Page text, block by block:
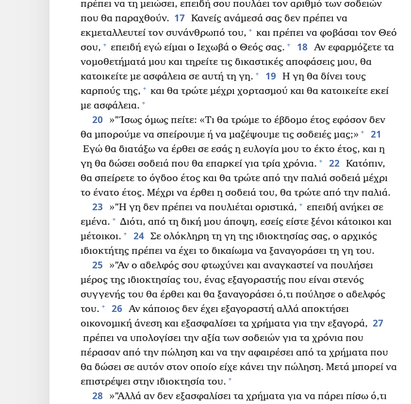
πρέπει να τη μειώσει, επειδή σου πουλάει τον αριθμό των σοδειών
που θα παραχθούν. 17 Κανείς ανάμεσά σας δεν πρέπει να
εκμεταλλευτεί τον συνάνθρωπό του, + και πρέπει να φοβάσαι τον Θεό
σου, + επειδή εγώ είμαι ο Ιεχωβά ο Θεός σας. + 18 Αν εφαρμόζετε τα
νομοθετήματά μου και τηρείτε τις δικαστικές αποφάσεις μου, θα
κατοικείτε με ασφάλεια σε αυτή τη γη. + 19 Η γη θα δίνει τους
καρπούς της, + και θα τρώτε μέχρι χορτασμού και θα κατοικείτε εκεί
με ασφάλεια. +
20
»”Ίσως όμως πείτε: «Τι θα τρώμε το έβδομο έτος εφόσον δεν
θα μπορούμε να σπείρουμε ή να μαζέψουμε τις σοδειές μας;» + 21
Εγώ θα διατάξω να έρθει σε εσάς η ευλογία μου το έκτο έτος, και η
γη θα δώσει σοδειά που θα επαρκεί για τρία χρόνια. + 22 Κατόπιν,
θα σπείρετε το όγδοο έτος και θα τρώτε από την παλιά σοδειά μέχρι
το ένατο έτος. Μέχρι να έρθει η σοδειά του, θα τρώτε από την παλιά.
23 »”Η γη δεν πρέπει να πουλιέται οριστικά, + επειδή ανήκει σε
εμένα. + Διότι, από τη δική μου άποψη, εσείς είστε ξένοι κάτοικοι και
μέτοικοι. + 24 Σε ολόκληρη τη γη της ιδιοκτησίας σας, ο αρχικός
ιδιοκτήτης πρέπει να έχει το δικαίωμα να ξαναγοράσει τη γη του.
25
»”Αν ο αδελφός σου φτωχύνει και αναγκαστεί να πουλήσει
μέρος της ιδιοκτησίας του, ένας εξαγοραστής που είναι στενός
συγγενής του θα έρθει και θα ξαναγοράσει ό,τι πούλησε ο αδελφός
του. + 26 Αν κάποιος δεν έχει εξαγοραστή αλλά αποκτήσει
οικονομική άνεση και εξασφαλίσει τα χρήματα για την εξαγορά, 27
πρέπει να υπολογίσει την αξία των σοδειών για τα χρόνια που
πέρασαν από την πώληση και να την αφαιρέσει από τα χρήματα που
θα δώσει σε αυτόν στον οποίο είχε κάνει την πώληση. Μετά μπορεί να
επιστρέψει στην ιδιοκτησία του. +
28
»”Αλλά αν δεν εξασφαλίσει τα χρήματα για να πάρει πίσω ό,τι